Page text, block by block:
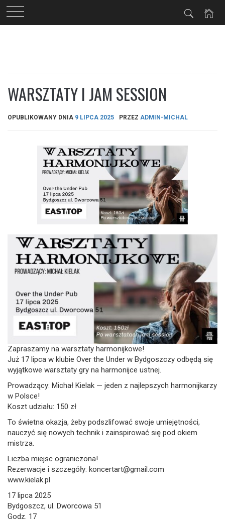
WARSZTATY I JAM SESSION
OPUBLIKOWANY DNIA 9 LIPCA 2025 PRZEZ ADMIN-MICHAL
Zapraszamy na warsztaty harmonijkowe!
Już 17 lipca w klubie Over the Under w Bydgoszczy odbędą się
wyjątkowe warsztaty gry na harmonijce ustnej.
Prowadzący: Michał Kielak — jeden z najlepszych harmonijkarzy
w Polsce!
Koszt udziału: 150 zł
To świetna okazja, żeby podszlifować swoje umiejętności,
nauczyć się nowych technik i zainspirować się pod okiem
mistrza.
Liczba miejsc ograniczona!
Rezerwacje i szczegóły: koncertart@gmail.com
www.kielak.pl
17 lipca 2025
Bydgoszcz, ul. Dworcowa 51
Godz. 17